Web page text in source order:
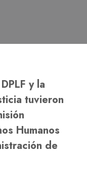
y la
tuvieron
Humanos
de